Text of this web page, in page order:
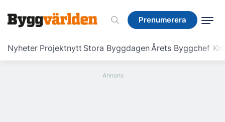
Prenumerera
Nyheter Projektnytt Stora ByggdagenÅrets Byggchef
Prenumerera